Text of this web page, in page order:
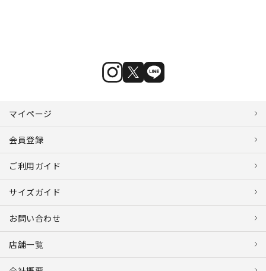
マイページ
会員登録
ご利用ガイド
サイズガイド
お問い合わせ
店舗一覧